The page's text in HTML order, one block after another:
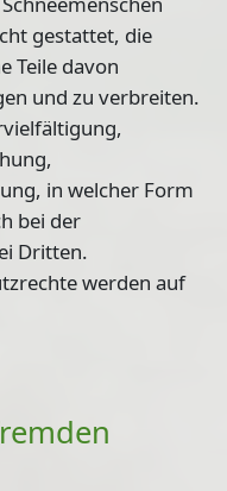
gestattet, die
Teile davon
und zu verbreiten.
in welcher Form
bei der
Dritten.
werden auf